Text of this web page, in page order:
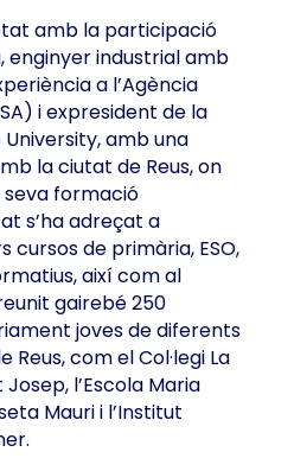
amb la participació
enginyer industrial amb
a l’Agència
i expresident de la
amb una
la ciutat de Reus, on
formació
s’ha adreçat a
cursos de primària, ESO,
així com al
gairebé 250
joves de diferents
com el Col·legi La
Josep, l’Escola Maria
Mauri i l’Institut